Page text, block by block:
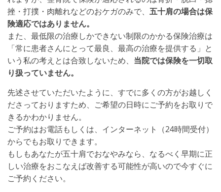
挫・打撲・肉離れなどのおケガのみで、 五十肩の場合は保
険適応ではありません。
また、最低限の治療しかできない制限のかかる保険治療は
「常に患者さんにとって最良、最高の治療を提供する」と
いう私の考えとは合致しないため、 当院では保険を一切取
り扱っていません。
先述させていただいたように、すでに多くの方がお越しく
ださっておりますため、ご希望の日時にご予約をお取りで
きるかわかりません。
ご予約はお電話もしくは、インターネット（24時間受付）
からでもお取りできます。
もしもあなたが五十肩でおなやみなら、なるべく早期に正
しい治療をおこなえば改善する可能性が高いので今すぐに
ご予約ください。